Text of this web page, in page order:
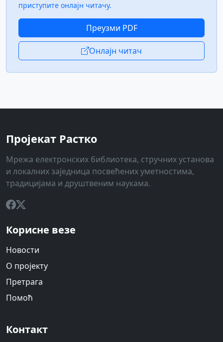
приступите онлајн читачу.
Преузми PDF
Онлајн читач
Пројекат Растко
Мрежа електронских библиотека, стручних установа
и локалних заједница посвећених уметностима,
традицијама и друштвеним наукама.
Корисне везе
Новости
О пројекту
Претрага
Помоћ
Контакт